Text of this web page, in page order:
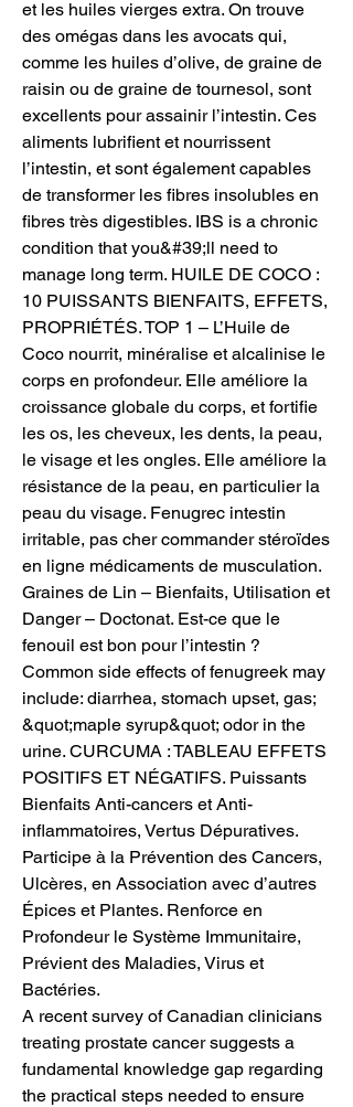
et les huiles vierges extra. On trouve
des omégas dans les avocats qui,
comme les huiles d’olive, de graine de
raisin ou de graine de tournesol, sont
excellents pour assainir l’intestin. Ces
aliments lubrifient et nourrissent
l’intestin, et sont également capables
de transformer les fibres insolubles en
fibres très digestibles. IBS is a chronic
condition that you&#39;ll need to
manage long term. HUILE DE COCO :
10 PUISSANTS BIENFAITS, EFFETS,
PROPRIÉTÉS. TOP 1 – L’Huile de
Coco nourrit, minéralise et alcalinise le
corps en profondeur. Elle améliore la
croissance globale du corps, et fortifie
les os, les cheveux, les dents, la peau,
le visage et les ongles. Elle améliore la
résistance de la peau, en particulier la
peau du visage. Fenugrec intestin
irritable, pas cher commander stéroïdes
en ligne médicaments de musculation.
Graines de Lin – Bienfaits, Utilisation et
Danger – Doctonat. Est-ce que le
fenouil est bon pour l’intestin ?
Common side effects of fenugreek may
include: diarrhea, stomach upset, gas;
&quot;maple syrup&quot; odor in the
urine. CURCUMA : TABLEAU EFFETS
POSITIFS ET NÉGATIFS. Puissants
Bienfaits Anti-cancers et Anti-
inflammatoires, Vertus Dépuratives.
Participe à la Prévention des Cancers,
Ulcères, en Association avec d’autres
Épices et Plantes. Renforce en
Profondeur le Système Immunitaire,
Prévient des Maladies, Virus et
Bactéries.
A recent survey of Canadian clinicians
treating prostate cancer suggests a
fundamental knowledge gap regarding
the practical steps needed to ensure